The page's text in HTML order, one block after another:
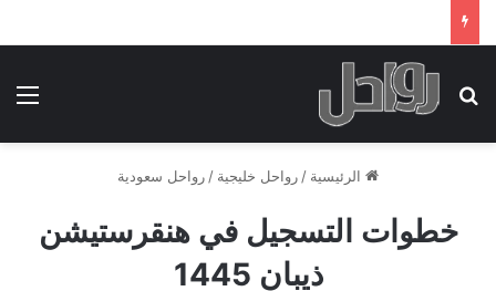
بحث عن
الرئيسية / رواحل خليجية / رواحل سعودية
خطوات التسجيل في هنقرستيشن
ذيبان 1445